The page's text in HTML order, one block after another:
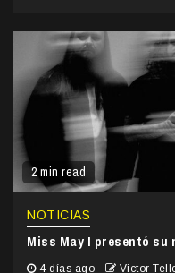
2 min read
NOTICIAS
Miss May I presentó su
4 días ago Victor